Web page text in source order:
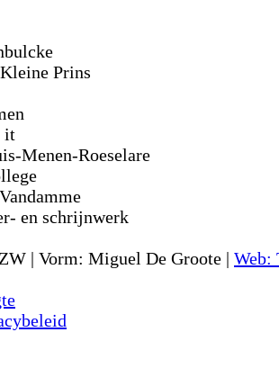
Prins
it
Menen-Roeselare
en schrijnwerk
| Vorm: Miguel De Groote | Web: